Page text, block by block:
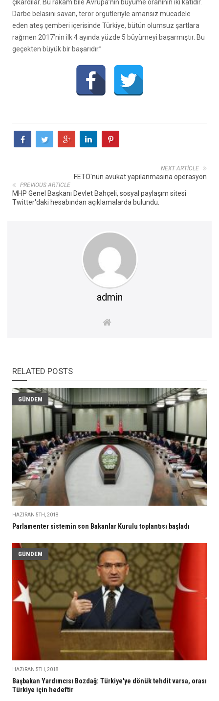
çıkardılar. Bu rakam bile Avrupa’nın büyüme oranının iki katıdır.
Darbe belasını savan, terör örgütleriyle amansız mücadele
eden ateş çemberi içerisinde Türkiye, bütün olumsuz şartlara
rağmen 2017’nin ilk 4 ayında yüzde 5 büyümeyi başarmıştır. Bu
geçekten büyük bir başarıdır.”
NEXT ARTICLE
FETÖ'nün avukat yapılanmasına operasyon
PREVIOUS ARTICLE
MHP Genel Başkanı Devlet Bahçeli, sosyal paylaşım sitesi
Twitter'daki hesabından açıklamalarda bulundu.
admin
RELATED POSTS
GÜNDEM
HAZIRAN 5TH, 2018
Parlamenter sistemin son Bakanlar Kurulu toplantısı başladı
GÜNDEM
HAZIRAN 5TH, 2018
Başbakan Yardımcısı Bozdağ: Türkiye'ye dönük tehdit varsa, orası
Türkiye için hedeftir